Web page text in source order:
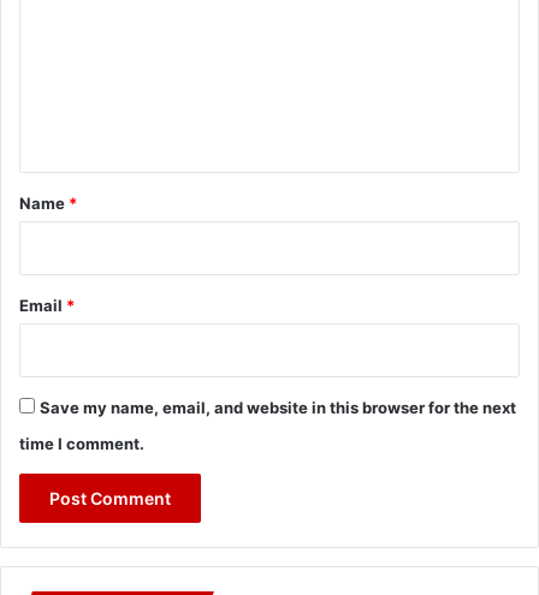
*
Name *
Email *
Save my name, email, and website in this browser for the next
time I comment.